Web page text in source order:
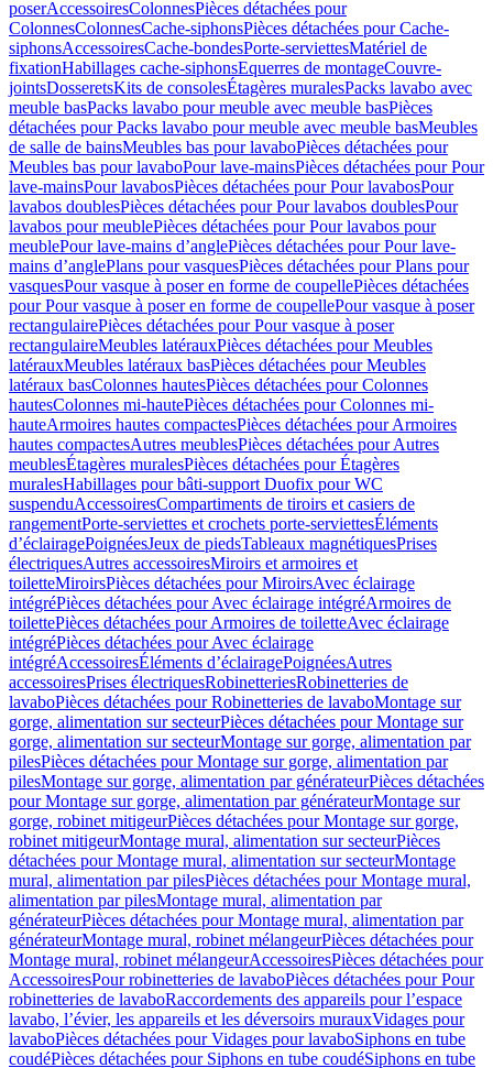
poserAccessoiresColonnesPièces détachées pour
ColonnesColonnesCache-siphonsPièces détachées pour Cache-
siphonsAccessoiresCache-bondesPorte-serviettesMatériel de
fixationHabillages cache-siphonsEquerres de montageCouvre-
jointsDosseretsKits de consolesÉtagères muralesPacks lavabo avec
meuble basPacks lavabo pour meuble avec meuble basPièces
détachées pour Packs lavabo pour meuble avec meuble basMeubles
de salle de bainsMeubles bas pour lavaboPièces détachées pour
Meubles bas pour lavaboPour lave-mainsPièces détachées pour Pour
lave-mainsPour lavabosPièces détachées pour Pour lavabosPour
lavabos doublesPièces détachées pour Pour lavabos doublesPour
lavabos pour meublePièces détachées pour Pour lavabos pour
meublePour lave-mains d’anglePièces détachées pour Pour lave-
mains d’anglePlans pour vasquesPièces détachées pour Plans pour
vasquesPour vasque à poser en forme de coupellePièces détachées
pour Pour vasque à poser en forme de coupellePour vasque à poser
rectangulairePièces détachées pour Pour vasque à poser
rectangulaireMeubles latérauxPièces détachées pour Meubles
latérauxMeubles latéraux basPièces détachées pour Meubles
latéraux basColonnes hautesPièces détachées pour Colonnes
hautesColonnes mi-hautePièces détachées pour Colonnes mi-
hauteArmoires hautes compactesPièces détachées pour Armoires
hautes compactesAutres meublesPièces détachées pour Autres
meublesÉtagères muralesPièces détachées pour Étagères
muralesHabillages pour bâti-support Duofix pour WC
suspenduAccessoiresCompartiments de tiroirs et casiers de
rangementPorte-serviettes et crochets porte-serviettesÉléments
d’éclairagePoignéesJeux de piedsTableaux magnétiquesPrises
électriquesAutres accessoiresMiroirs et armoires et
toiletteMiroirsPièces détachées pour MiroirsAvec éclairage
intégréPièces détachées pour Avec éclairage intégréArmoires de
toilettePièces détachées pour Armoires de toiletteAvec éclairage
intégréPièces détachées pour Avec éclairage
intégréAccessoiresÉléments d’éclairagePoignéesAutres
accessoiresPrises électriquesRobinetteriesRobinetteries de
lavaboPièces détachées pour Robinetteries de lavaboMontage sur
gorge, alimentation sur secteurPièces détachées pour Montage sur
gorge, alimentation sur secteurMontage sur gorge, alimentation par
pilesPièces détachées pour Montage sur gorge, alimentation par
pilesMontage sur gorge, alimentation par générateurPièces détachées
pour Montage sur gorge, alimentation par générateurMontage sur
gorge, robinet mitigeurPièces détachées pour Montage sur gorge,
robinet mitigeurMontage mural, alimentation sur secteurPièces
détachées pour Montage mural, alimentation sur secteurMontage
mural, alimentation par pilesPièces détachées pour Montage mural,
alimentation par pilesMontage mural, alimentation par
générateurPièces détachées pour Montage mural, alimentation par
générateurMontage mural, robinet mélangeurPièces détachées pour
Montage mural, robinet mélangeurAccessoiresPièces détachées pour
AccessoiresPour robinetteries de lavaboPièces détachées pour Pour
robinetteries de lavaboRaccordements des appareils pour l’espace
lavabo, l’évier, les appareils et les déversoirs murauxVidages pour
lavaboPièces détachées pour Vidages pour lavaboSiphons en tube
coudéPièces détachées pour Siphons en tube coudéSiphons en tube